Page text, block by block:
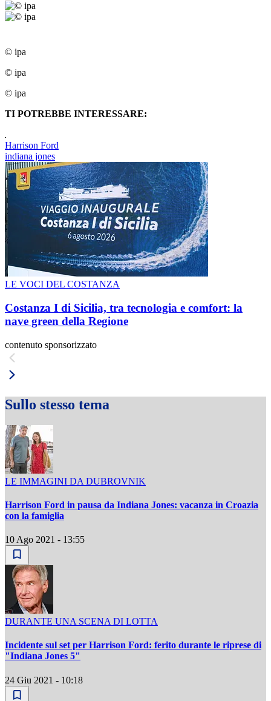
© ipa
© ipa
© ipa
TI POTREBBE INTERESSARE:
Harrison Ford
indiana jones
LE VOCI DEL COSTANZA
Costanza I di Sicilia, tra tecnologia e comfort: la
nave green della Regione
contenuto sponsorizzato
Sullo stesso tema
LE IMMAGINI DA DUBROVNIK
Harrison Ford in pausa da Indiana Jones: vacanza in Croazia
con la famiglia
10 Ago 2021 - 13:55
DURANTE UNA SCENA DI LOTTA
Incidente sul set per Harrison Ford: ferito durante le riprese di
"Indiana Jones 5"
24 Giu 2021 - 10:18